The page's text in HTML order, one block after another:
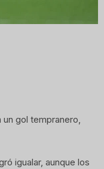
gol tempranero,
igualar, aunque los